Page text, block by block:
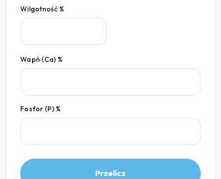
Wilgotność %
Wapń (Ca) %
Fosfor (P) %
Przelicz